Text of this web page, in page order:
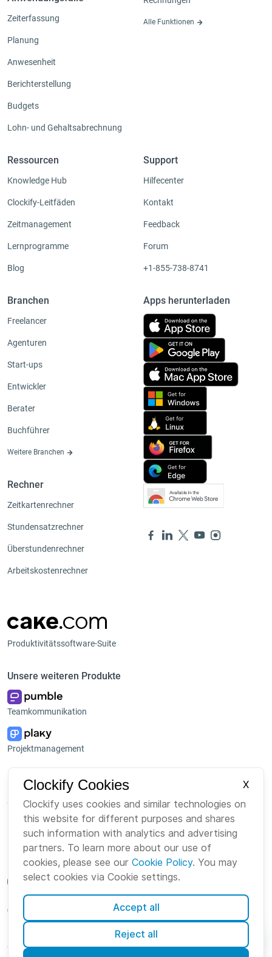
Zeiterfassung
Planung
Anwesenheit
Berichterstellung
Budgets
Lohn- und Gehaltsabrechnung
Alle Funktionen
Ressourcen
Knowledge Hub
Clockify-Leitfäden
Zeitmanagement
Lernprogramme
Blog
Branchen
Freelancer
Agenturen
Start-ups
Entwickler
Berater
Buchführer
Weitere Branchen
Rechner
Zeitkartenrechner
Stundensatzrechner
Überstundenrechner
Arbeitskostenrechner
Support
Hilfecenter
Kontakt
Feedback
Forum
+1-855-738-8741
Apps herunterladen
Produktivitätssoftware-Suite
Unsere weiteren Produkte
Teamkommunikation
Projektmanagement
Plattform
Suite
Bundle
Marketplace
Über uns
Karriere
Brand
CookiesNutzungsbedingungenDatenschutzSicherheitSitemap
Clockify Cookies
X
Clockify uses cookies and similar technologies on
this website for different purposes and shares
such information with analytics and advertising
partners. To learn more about our use of
cookies, please see our Cookie Policy. You may
select cookies via Cookie settings.
Accept all
Reject all